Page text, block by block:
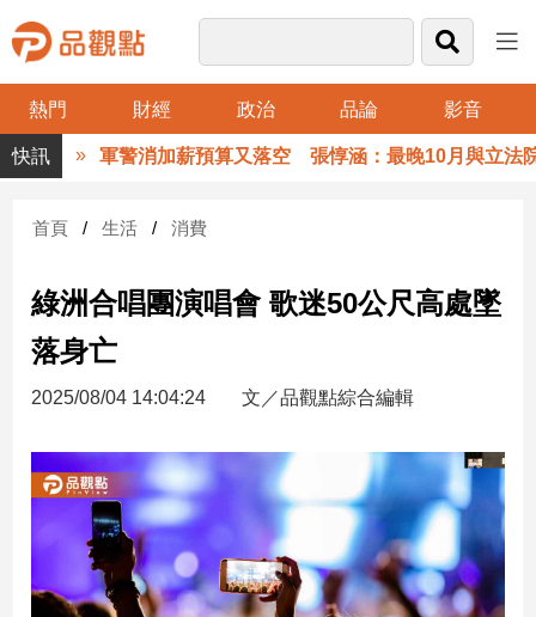
熱門 財經 政治 品論 影音
品
觀
財
台
財
新
產
經/
市
地
軍警消加薪預算又落空 張惇涵：最晚10月與立法院
首頁 生活 消費
綠洲合唱團演唱會 歌迷50公尺高處墜
落身亡
2025/08/04 14:04:24 文／品觀點綜合編輯